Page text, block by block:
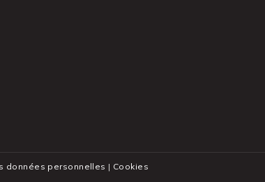
données personnelles | Cookies